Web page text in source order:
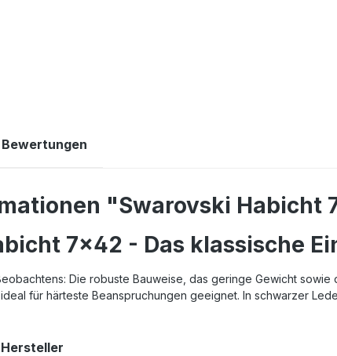
Bewertungen
"Swarovski Habicht
7x42 - Das klassische
Die robuste Bauweise, das geringe Gewicht
für härteste Beanspruchungen geeignet. In schwarzer